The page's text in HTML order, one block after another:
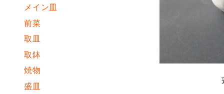
メイン皿
前菜
取皿
取鉢
焼物
盛皿